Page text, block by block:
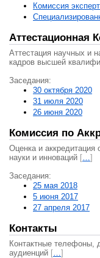
Комиссия
Аттестационная
Аттестация научных и
кадров высшей
Заседания:
30 октября 2020
31 июля 2020
26 июня 2020
Комиссия по
Оценка и аккредитация
науки и инноваций […]
Заседания:
25 мая 2018
5 июня 2017
27 апреля 2017
Контакты
Контактные телефоны,
аудиенций […]